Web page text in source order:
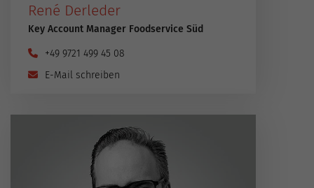
René Derleder
Key Account Manager Foodservice Süd
+49 9721 499 45 08
E-Mail schreiben